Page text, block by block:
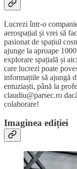
Lucrezi într-o
aerospațial și vrei să
pasionat de spațiul
ajunge la aproape
explorare spațială și
care lucrezi poate
informațiile să ajungă
entuziaști, până la
claudiu@parsec.ro
colaborare!
Imaginea ediției